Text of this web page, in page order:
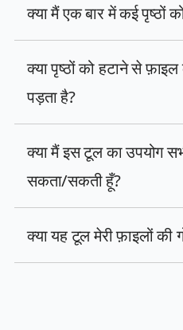
क्या मैं एक बार में कई पृष्ठों
क्या पृष्ठों को हटाने से
पड़ता है?
क्या मैं इस टूल का उपयोग
सकता/सकती हूँ?
क्या यह टूल मेरी फ़ाइलों की